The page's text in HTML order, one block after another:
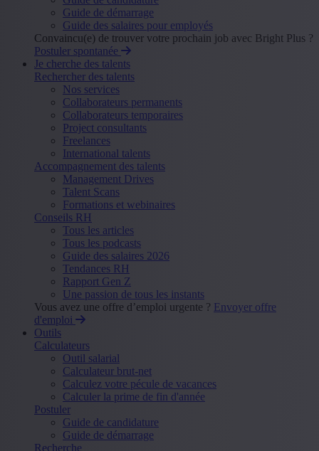
Guide de démarrage
Guide des salaires pour employés
Convaincu(e) de trouver votre prochain job avec Bright Plus ?
Postuler spontanée
Je cherche des talents
Rechercher des talents
Nos services
Collaborateurs permanents
Collaborateurs temporaires
Project consultants
Freelances
International talents
Accompagnement des talents
Management Drives
Talent Scans
Formations et webinaires
Conseils RH
Tous les articles
Tous les podcasts
Guide des salaires 2026
Tendances RH
Rapport Gen Z
Une passion de tous les instants
Vous avez une offre d’emploi urgente ? Envoyer offre
d'emploi
Outils
Calculateurs
Outil salarial
Calculateur brut-net
Calculez votre pécule de vacances
Calculer la prime de fin d'année
Postuler
Guide de candidature
Guide de démarrage
Recherche